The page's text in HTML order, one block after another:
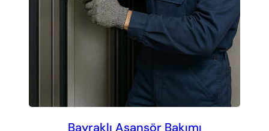
Bayraklı Asansör Bakımı